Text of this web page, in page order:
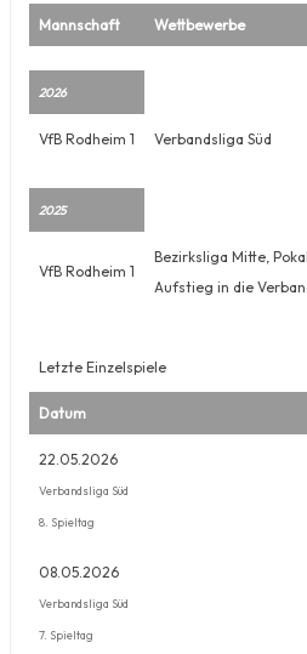
Mannschaft Wettbewerbe
2026
VfB Rodheim 1 Verbandsliga Süd
2025
VfB Rodheim 1
Bezirksliga Mitte,
Aufstieg in die
Letzte Einzelspiele
Datum
22.05.2026
Verbandsliga Süd
8. Spieltag
08.05.2026
Verbandsliga Süd
7. Spieltag